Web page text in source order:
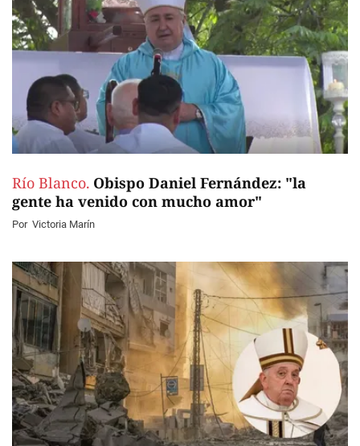
Río Blanco. Obispo Daniel Fernández: "la
gente ha venido con mucho amor"
Por Victoria Marín